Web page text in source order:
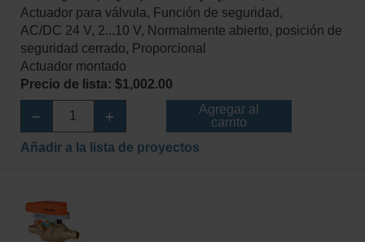
Actuador para válvula, Función de seguridad,
AC/DC 24 V, 2...10 V, Normalmente abierto, posición de
seguridad cerrado, Proporcional
Actuador montado
Precio de lista: $1,002.00
Agregar al
carrito
Añadir a la lista de proyectos